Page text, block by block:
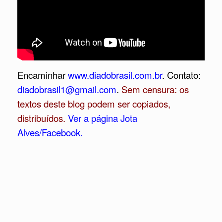
Encaminharwww.diadobrasil.com.br. Contato:
diadobrasil1@gmail.com. Sem censura: os
textos deste blog podem ser copiados,
distribuídos. Ver a página Jota
Alves/Facebook.